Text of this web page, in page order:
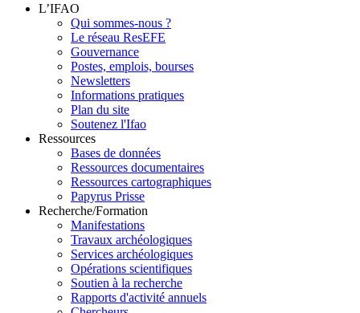
L’IFAO
Qui sommes-nous ?
Le réseau ResEFE
Gouvernance
Postes, emplois, bourses
Newsletters
Informations pratiques
Plan du site
Soutenez l'Ifao
Ressources
Bases de données
Ressources documentaires
Ressources cartographiques
Papyrus Prisse
Recherche/Formation
Manifestations
Travaux archéologiques
Services archéologiques
Opérations scientifiques
Soutien à la recherche
Rapports d'activité annuels